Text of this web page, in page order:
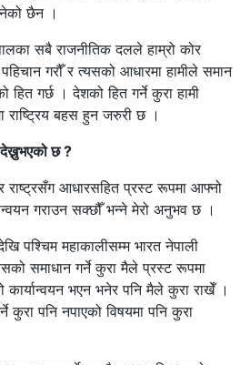
छैन ।
सबै राजनीतिक दलले हाम्रो कोर
गरौँ र त्यसको आधारमा हामीले समान
गर्छ । देशको हित गर्ने कुरा हामी
राष्ट्रिय बहस हुन जरुरी छ ।
छ ?
राष्ट्रसँग आधारसहित प्रस्ट रूपमा आफ्नो
गराउन सक्छौँ भन्ने मेरो अनुभव छ ।
पश्चिम महाकालीसम्म भारत नेपाली
समाधान गर्ने कुरा मैले प्रस्ट रूपमा
कार्यान्वयन भएन भनेर पनि मैले कुरा राखेँ ।
कुरा पनि नपाएको विषयमा पनि कुरा